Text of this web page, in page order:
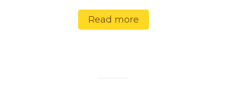
Read more